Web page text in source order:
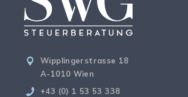
Wipplingerstrasse 18
A-1010 Wien
+43 (0) 1 53 53 338